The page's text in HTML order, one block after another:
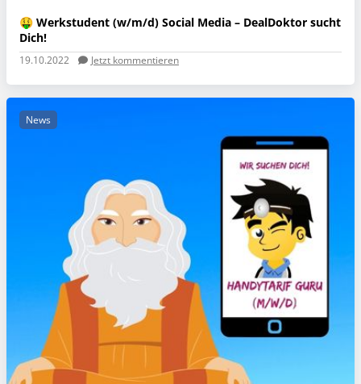
🤑 Werkstudent (w/m/d) Social Media – DealDoktor sucht
Dich!
19.10.2022 Jetzt kommentieren
News